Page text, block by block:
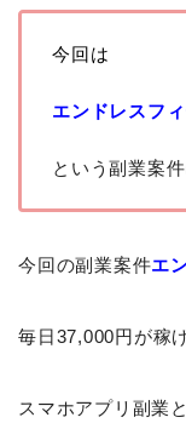
今回は
エンドレスフ
という副業案
今回の副業案件エ
毎日37,000円が稼
スマホアプリ副業